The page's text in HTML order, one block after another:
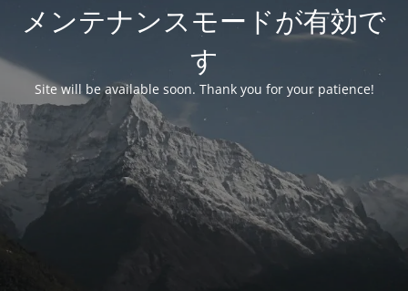
メンテナンスモードが有効で
す
Site will be available soon. Thank you for your patience!